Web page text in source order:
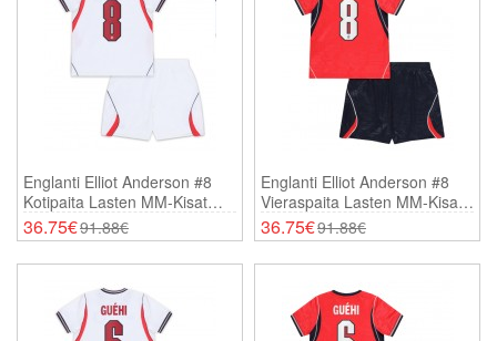
Englanti Elliot Anderson #8
Kotipaita Lasten MM-Kisat
2026 Lyhythihainen (+
Shortsit)
36.75€91.88€
Englanti Elliot Anderson #8
Vieraspaita Lasten MM-Kisat
2026 Lyhythihainen (+
Shortsit)
36.75€91.88€